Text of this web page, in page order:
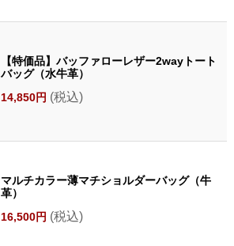
【特価品】バッファローレザー2wayトート
バッグ（水牛革）
14,850円 (税込)
マルチカラー薄マチショルダーバッグ（牛
革）
16,500円 (税込)